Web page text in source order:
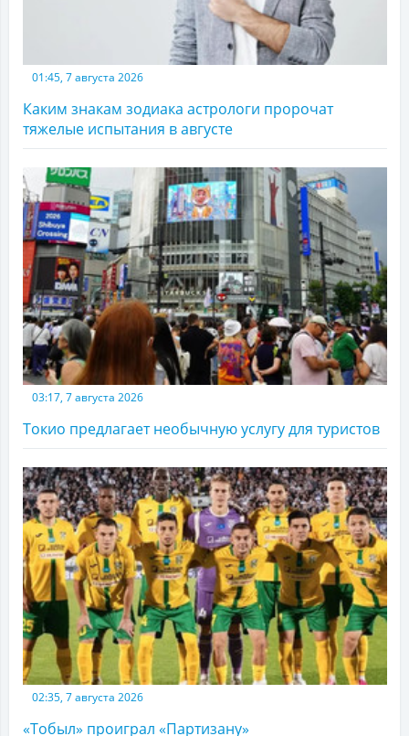
01:45, 7 августа 2026
Каким знакам зодиака астрологи пророчат
тяжелые испытания в августе
03:17, 7 августа 2026
Токио предлагает необычную услугу для туристов
02:35, 7 августа 2026
«Тобыл» проиграл «Партизану»